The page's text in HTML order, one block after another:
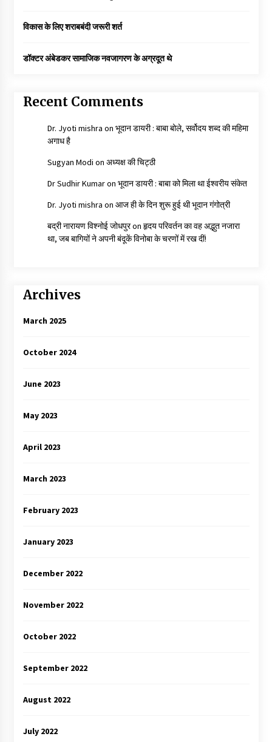
विकास के लिए शराबबंदी जरूरी शर्त
डॉक्टर अंबेडकर सामाजिक नवजागरण के अग्रदूत थे
Recent Comments
Dr. Jyoti mishra on भूदान डायरी : बाबा बोले, सर्वोदय शब्द की महिमा
अगाध है
Sugyan Modi on अध्यक्ष की चिट्ठी
Dr Sudhir Kumaron भूदान डायरी : बाबा को मिला था ईश्वरीय संकेत
Dr. Jyoti mishra on आज ही के दिन शुरू हुई थी भूदान गंगोत्री
बद्री नारायण विश्नोई जोधपुरon हृदय परिवर्तन का वह अद्भुत नजारा
था, जब बागियों ने अपनी बंदूकें विनोबा के चरणों में रख दीं!
Archives
March 2025
October 2024
June 2023
May 2023
April 2023
March 2023
February 2023
January 2023
December 2022
November 2022
October 2022
September 2022
August 2022
July 2022